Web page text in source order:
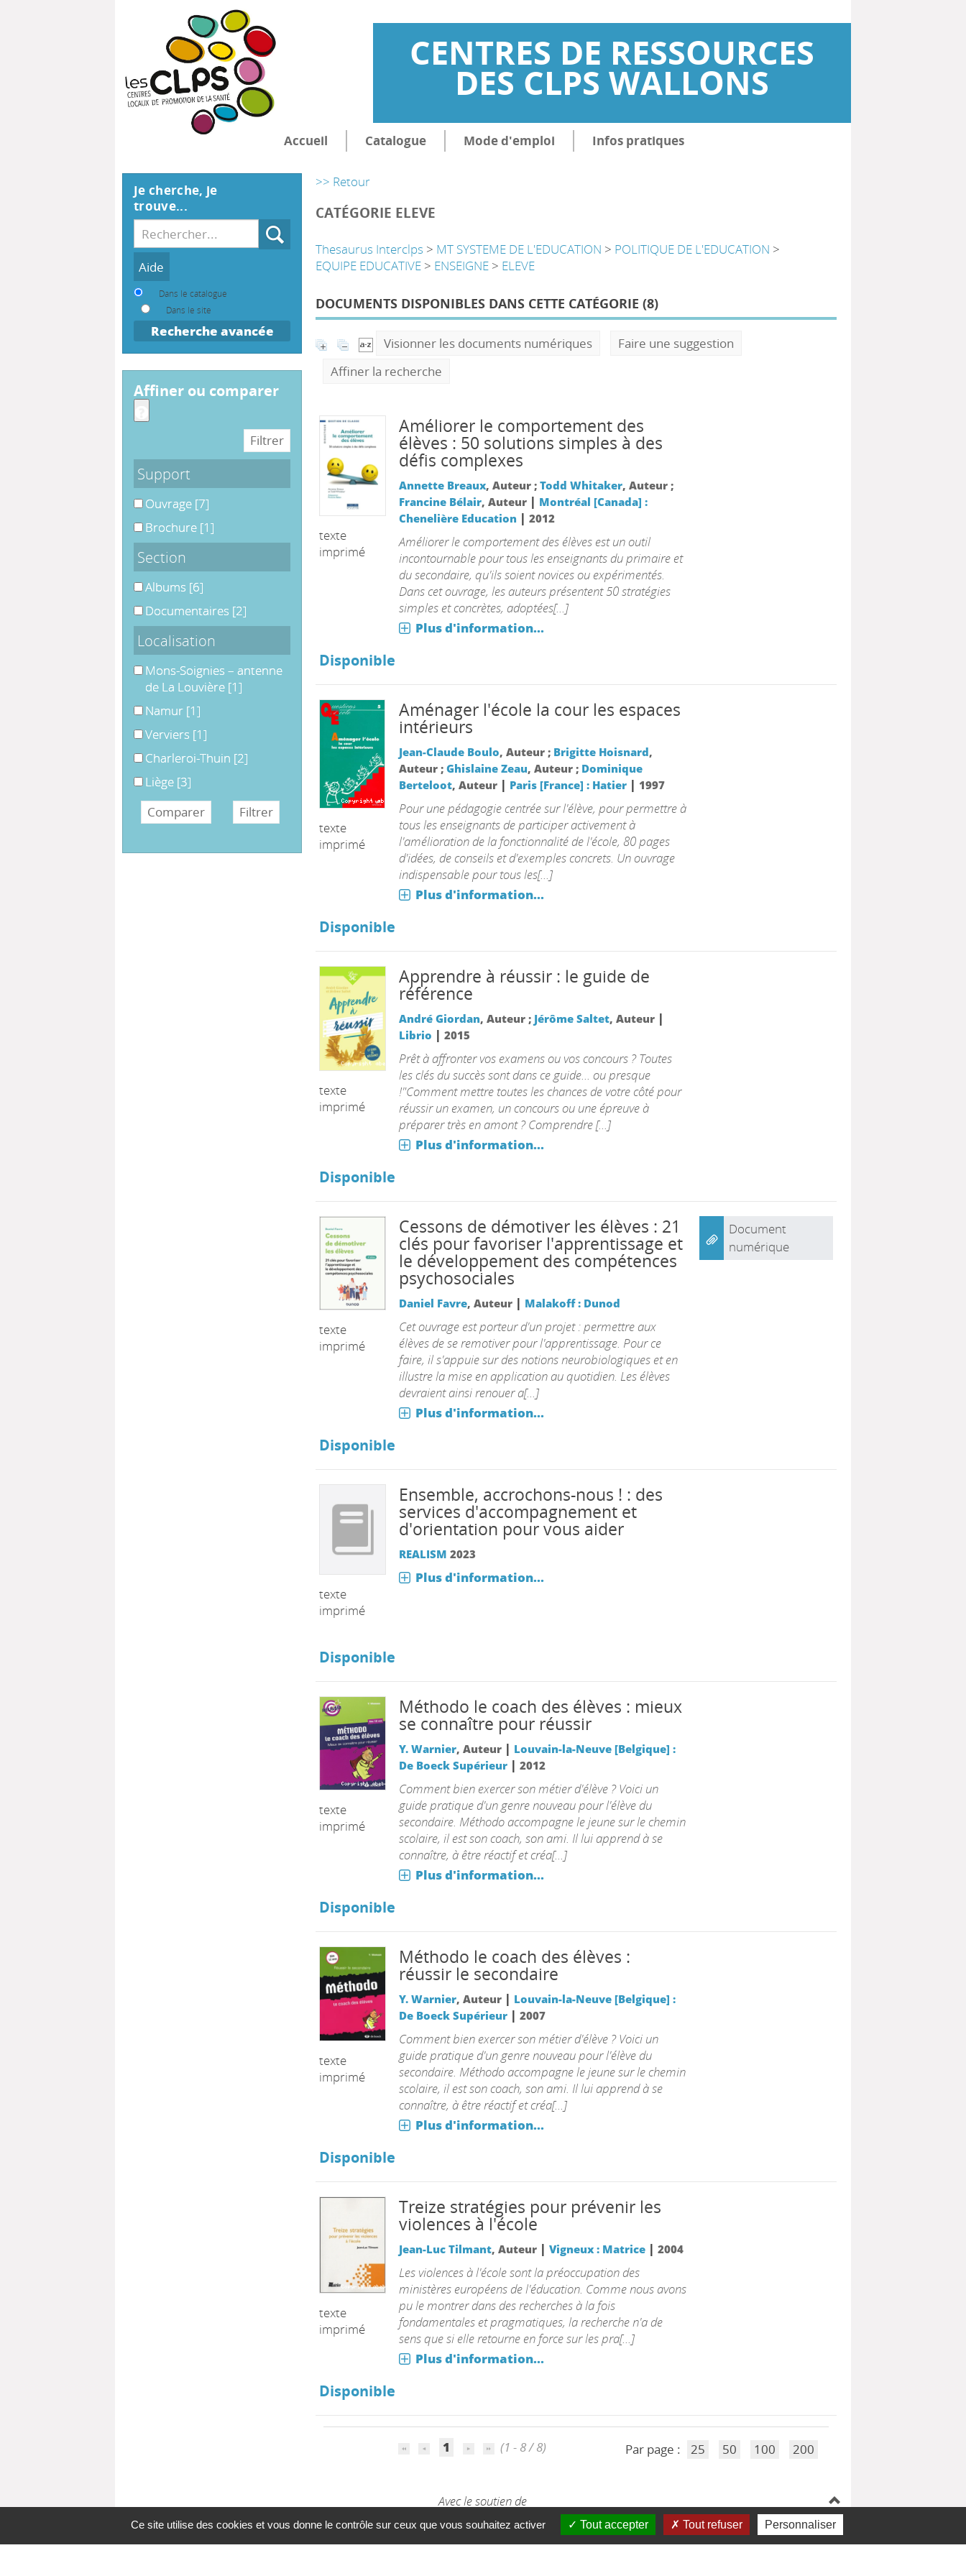
CENTRES DE RESSOURCES
DES CLPS WALLONS
Accueil Catalogue Mode d'emploi Infos pratiques
>> Retour
CATÉGORIE ELEVE
Thesaurus Interclps > MT SYSTEME DE L'EDUCATION > POLITIQUE DE L'EDUCATION >
EQUIPE EDUCATIVE > ENSEIGNE > ELEVE
DOCUMENTS DISPONIBLES DANS CETTE CATÉGORIE (8)
Visionner les documents numériques
Faire une suggestion
Affiner la recherche
texte
imprimé
Améliorer le comportement des
élèves : 50 solutions simples à des
défis complexes
Annette Breaux, Auteur ; Todd Whitaker, Auteur ;
Francine Bélair, Auteur | Montréal [Canada] :
Chenelière Education | 2012
Améliorer le comportement des élèves est un outil
incontournable pour tous les enseignants du primaire et
du secondaire, qu'ils soient novices ou expérimentés.
Dans cet ouvrage, les auteurs présentent 50 stratégies
simples et concrètes, adoptées[...]
Plus d'information...
Disponible
texte
imprimé
Aménager l'école la cour les espaces
intérieurs
Jean-Claude Boulo, Auteur ; Brigitte Hoisnard,
Auteur ; Ghislaine Zeau, Auteur ; Dominique
Berteloot, Auteur | Paris [France] : Hatier| 1997
Pour une pédagogie centrée sur l'élève, pour permettre à
tous les enseignants de participer activement à
l'amélioration de la fonctionnalité de l'école, 80 pages
d'idées, de conseils et d'exemples concrets. Un ouvrage
indispensable pour tous les[...]
Plus d'information...
Disponible
texte
imprimé
Apprendre à réussir : le guide de
référence
André Giordan, Auteur ; Jérôme Saltet, Auteur |
Librio | 2015
Prêt à affronter vos examens ou vos concours ? Toutes
les clés du succès sont dans ce guide... ou presque
!"Comment mettre toutes les chances de votre côté pour
réussir un examen, un concours ou une épreuve à
préparer très en amont ? Comprendre [...]
Plus d'information...
Disponible
texte
imprimé
Cessons de démotiver les élèves : 21
clés pour favoriser l'apprentissage et
le développement des compétences
psychosociales
Daniel Favre, Auteur | Malakoff : Dunod
Cet ouvrage est porteur d'un projet : permettre aux
élèves de se remotiver pour l'apprentissage. Pour ce
faire, il s'appuie sur des notions neurobiologiques et en
illustre la mise en application au quotidien. Les élèves
devraient ainsi renouer a[...]
Plus d'information...
Document
numérique
Disponible
texte
imprimé
Ensemble, accrochons-nous ! : des
services d'accompagnement et
d'orientation pour vous aider
REALISM 2023
Plus d'information...
Disponible
texte
imprimé
Méthodo le coach des élèves : mieux
se connaître pour réussir
Y. Warnier, Auteur | Louvain-la-Neuve [Belgique] :
De Boeck Supérieur| 2012
Comment bien exercer son métier d'élève ? Voici un
guide pratique d'un genre nouveau pour l'élève du
secondaire. Méthodo accompagne le jeune sur le chemin
scolaire, il est son coach, son ami. Il lui apprend à se
connaître, à être réactif et créa[...]
Plus d'information...
Disponible
texte
imprimé
Méthodo le coach des élèves :
réussir le secondaire
Y. Warnier, Auteur | Louvain-la-Neuve [Belgique] :
De Boeck Supérieur| 2007
Comment bien exercer son métier d'élève ? Voici un
guide pratique d'un genre nouveau pour l'élève du
secondaire. Méthodo accompagne le jeune sur le chemin
scolaire, il est son coach, son ami. Il lui apprend à se
connaître, à être réactif et créa[...]
Plus d'information...
Disponible
texte
imprimé
Treize stratégies pour prévenir les
violences à l'école
Jean-Luc Tilmant, Auteur | Vigneux : Matrice| 2004
Les violences à l'école sont la préoccupation des
ministères européens de l'éducation. Comme nous avons
pu le montrer dans des recherches à la fois
fondamentales et pragmatiques, la recherche n'a de
sens que si elle retourne en force sur les pra[...]
Plus d'information...
Disponible
1 (1 - 8 / 8) Par page : 25 50 100 200
Je cherche, je
trouve...
Recherche
Dans le catalogue
Dans le site
Recherche avancée
affiner ou comparer
Support
Ouvrage
Ouvrage [7]
Brochure
Brochure [1]
Section
Albums
Albums [6]
Documentaires
Documentaires [2]
Localisation
Mons-Soignies – antenne de La Louvière
Mons-Soignies – antenne
de La Louvière [1]
Namur
Namur [1]
Verviers
Verviers [1]
Charleroi-Thuin
Charleroi-Thuin [2]
Liège
Liège [3]
Avec le soutien de
Ce site utilise des cookies et vous donne le contrôle sur ceux que vous souhaitez activer Tout accepter Tout refuser Personnaliser